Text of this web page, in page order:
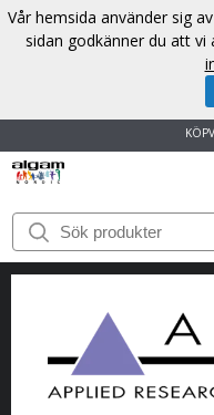
START
VARUMÄRKEN
NYHETER
OM
Vår hemsida använder sig
sidan godkänner du att vi